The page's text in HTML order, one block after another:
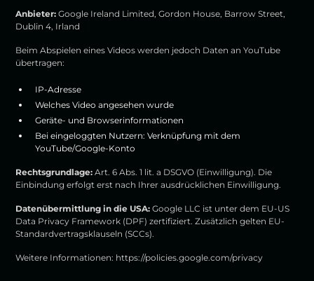
Anbieter: Google Ireland Limited, Gordon House, Barrow Street,
Dublin 4, Irland
Beim Abspielen eines Videos werden jedoch Daten an YouTube
übertragen:
IP-Adresse
Welches Video angesehen wurde
Geräte- und Browserinformationen
Bei eingeloggten Nutzern: Verknüpfung mit dem
YouTube/Google-Konto
Rechtsgrundlage: Art. 6 Abs. 1 lit. a DSGVO (Einwilligung). Die
Einbindung erfolgt erst nach Ihrer ausdrücklichen Einwilligung.
Datenübermittlung in die USA: Google LLC ist unter dem EU-US
Data Privacy Framework (DPF) zertifiziert. Zusätzlich gelten EU-
Standardvertragsklauseln (SCCs).
Weitere Informationen: https://policies.google.com/privacy